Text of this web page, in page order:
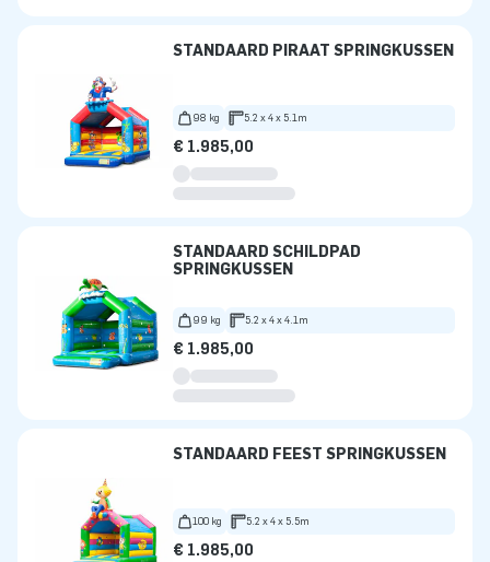
STANDAARD PIRAAT SPRINGKUSSEN
98 kg 5.2 x 4 x 5.1m
€ 1.985,00
STANDAARD SCHILDPAD
SPRINGKUSSEN
99 kg 5.2 x 4 x 4.1m
€ 1.985,00
STANDAARD FEEST SPRINGKUSSEN
100 kg 5.2 x 4 x 5.5m
€ 1.985,00